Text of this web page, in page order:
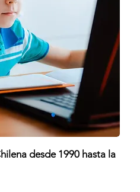
desde 1990 hasta la